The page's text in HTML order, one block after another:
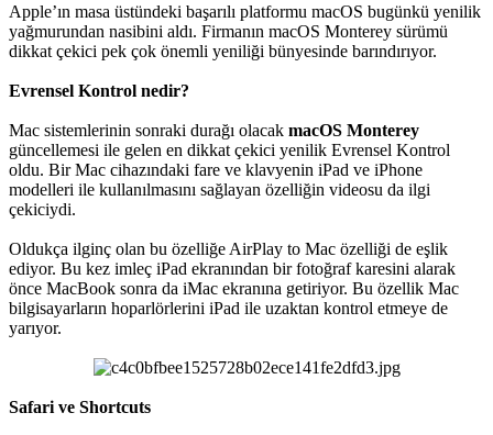
Apple’ın masa üstündeki başarılı platformu macOS bugünkü yenilik
yağmurundan nasibini aldı. Firmanın macOS Monterey sürümü
dikkat çekici pek çok önemli yeniliği bünyesinde barındırıyor.
Evrensel Kontrol nedir?
Mac sistemlerinin sonraki durağı olacak macOS Monterey
güncellemesi ile gelen en dikkat çekici yenilik Evrensel Kontrol
oldu. Bir Mac cihazındaki fare ve klavyenin iPad ve iPhone
modelleri ile kullanılmasını sağlayan özelliğin videosu da ilgi
çekiciydi.
Oldukça ilginç olan bu özelliğe AirPlay to Mac özelliği de eşlik
ediyor. Bu kez imleç iPad ekranından bir fotoğraf karesini alarak
önce MacBook sonra da iMac ekranına getiriyor. Bu özellik Mac
bilgisayarların hoparlörlerini iPad ile uzaktan kontrol etmeye de
yarıyor.
Safari ve Shortcuts